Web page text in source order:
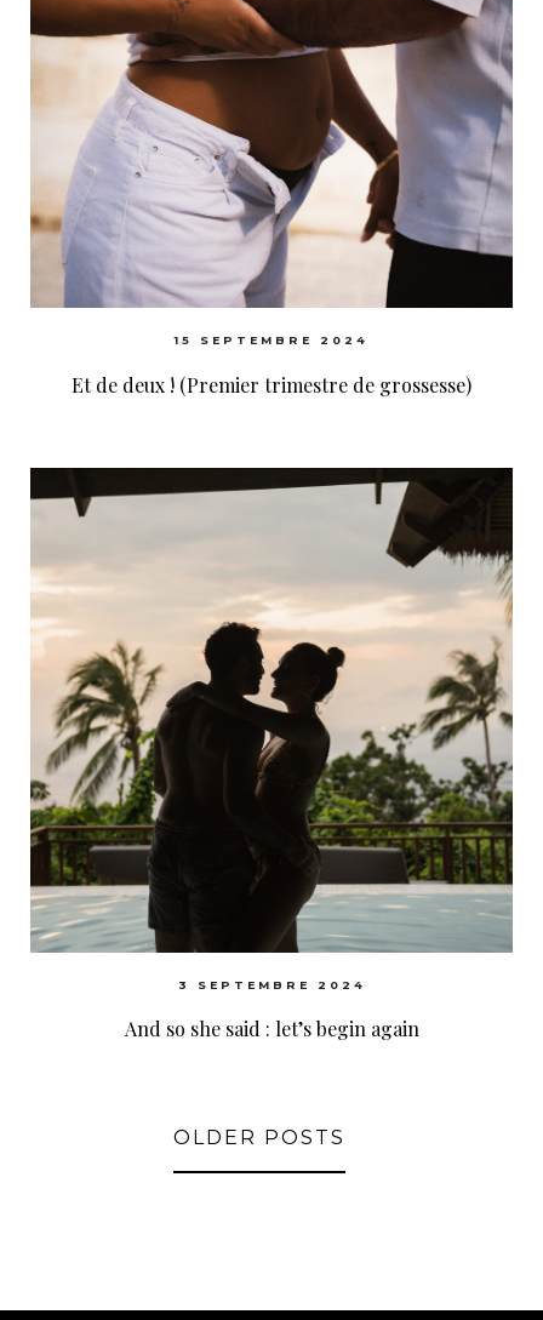
15 SEPTEMBRE 2024
Et de deux ! (Premier trimestre de grossesse)
3 SEPTEMBRE 2024
And so she said : let’s begin again
OLDER POSTS